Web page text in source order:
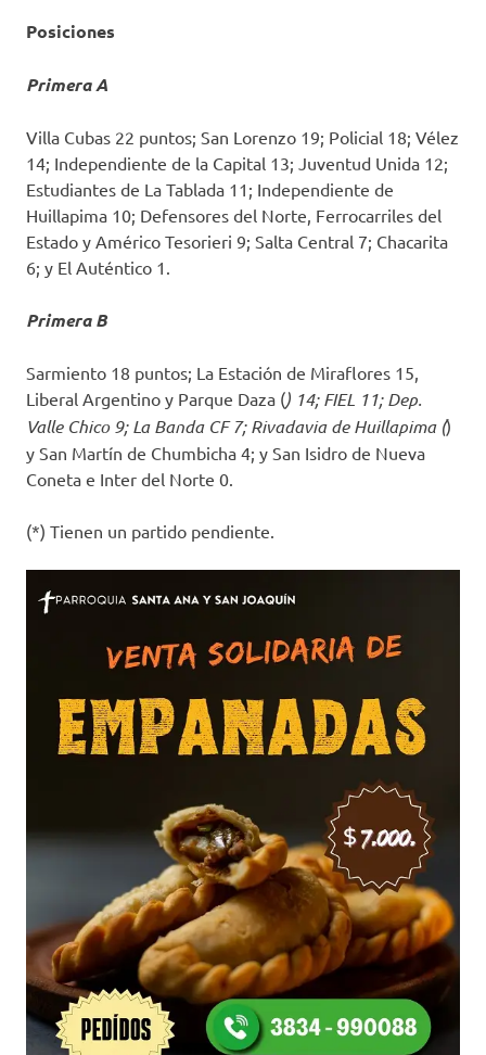
Posiciones
Primera A
Villa Cubas 22 puntos; San Lorenzo 19; Policial 18; Vélez
14; Independiente de la Capital 13; Juventud Unida 12;
Estudiantes de La Tablada 11; Independiente de
Huillapima 10; Defensores del Norte, Ferrocarriles del
Estado y Américo Tesorieri 9; Salta Central 7; Chacarita
6; y El Auténtico 1.
Primera B
Sarmiento 18 puntos; La Estación de Miraflores 15,
Liberal Argentino y Parque Daza () 14; FIEL 11; Dep.
Valle Chico 9; La Banda CF 7; Rivadavia de Huillapima ()
y San Martín de Chumbicha 4; y San Isidro de Nueva
Coneta e Inter del Norte 0.
(*) Tienen un partido pendiente.